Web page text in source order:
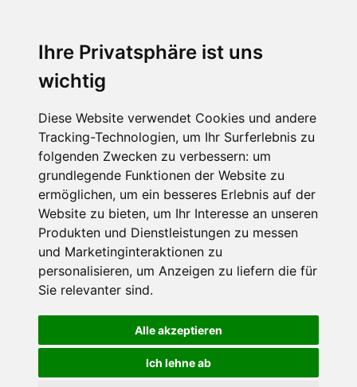
Ihre Privatsphäre ist uns
wichtig
Diese Website verwendet Cookies und andere
Tracking-Technologien, um Ihr Surferlebnis zu
folgenden Zwecken zu verbessern: um
grundlegende Funktionen der Website zu
ermöglichen, um ein besseres Erlebnis auf der
Website zu bieten, um Ihr Interesse an unseren
Produkten und Dienstleistungen zu messen
und Marketinginteraktionen zu
personalisieren, um Anzeigen zu liefern die für
Sie relevanter sind.
Alle akzeptieren
Ich lehne ab